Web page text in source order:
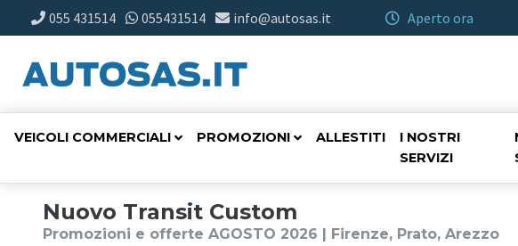
055 431514 055431514 info@autosas.it Aperto ora
VEICOLI COMMERCIALI PROMOZIONI ALLESTITI
I NOSTRI
SERVIZI
Nuovo Transit Custom
Promozioni e offerte AGOSTO 2026 | Firenze, Prato, Arezzo